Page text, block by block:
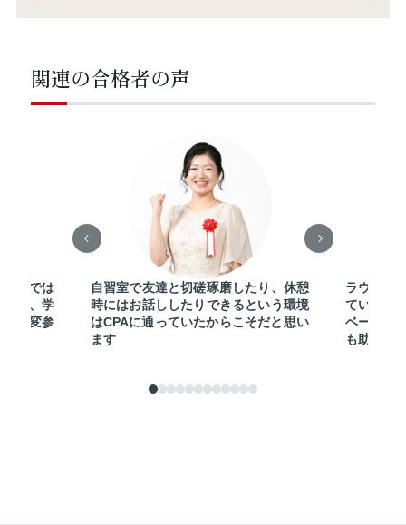
関連の合格者の声
らでは
は、学
大変参
自習室で友達と切磋琢磨したり、休憩
時にはお話ししたりできるという環境
はCPAに通っていたからこそだと思い
ます
ラウンジ
ている人
ベーショ
も助けら